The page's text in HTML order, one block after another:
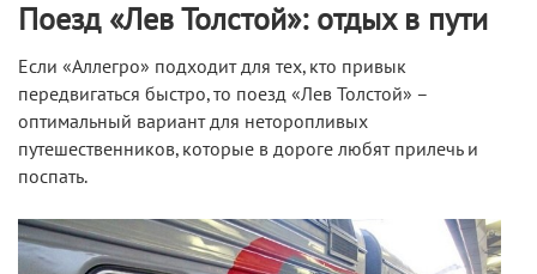
Поезд «Лев Толстой»: отдых в пути
Если «Аллегро» подходит для тех, кто привык
передвигаться быстро, то поезд «Лев Толстой» –
оптимальный вариант для неторопливых
путешественников, которые в дороге любят прилечь и
поспать.